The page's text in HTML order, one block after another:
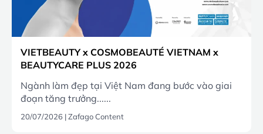
VIETBEAUTY x COSMOBEAUTÉ VIETNAM x
BEAUTYCARE PLUS 2026
Ngành làm đẹp tại Việt Nam đang bước vào giai
đoạn tăng trưởng......
20/07/2026 |Zafago Content